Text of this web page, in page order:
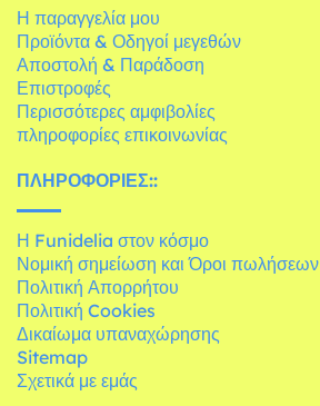
Η παραγγελία μου
Προϊόντα & Οδηγοί μεγεθών
Αποστολή & Παράδοση
Επιστροφές
Περισσότερες αμφιβολίες
πληροφορίες επικοινωνίας
ΠΛΗΡΟΦΟΡΊΕΣ::
Η Funidelia στον κόσμο
Νομική σημείωση και Όροι πωλήσεων
Πολιτική Απορρήτου
Πολιτική Cookies
Δικαίωμα υπαναχώρησης
Sitemap
Σχετικά με εμάς